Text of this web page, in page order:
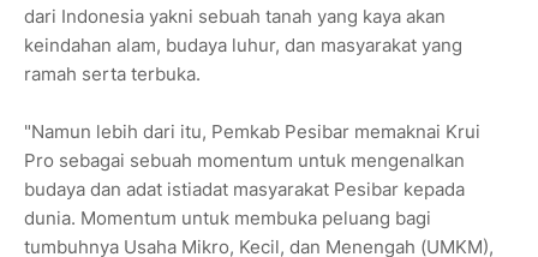
dari Indonesia yakni sebuah tanah yang kaya akan
keindahan alam, budaya luhur, dan masyarakat yang
ramah serta terbuka.
"Namun lebih dari itu, Pemkab Pesibar memaknai Krui
Pro sebagai sebuah momentum untuk mengenalkan
budaya dan adat istiadat masyarakat Pesibar kepada
dunia. Momentum untuk membuka peluang bagi
tumbuhnya Usaha Mikro, Kecil, dan Menengah (UMKM),